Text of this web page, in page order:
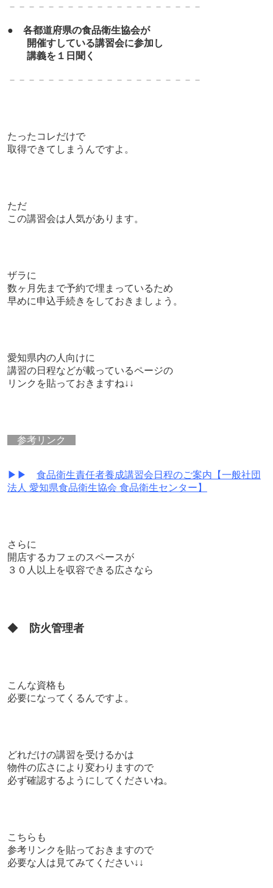
－－－－－－－－－－－－－－－－－－－－
● 各都道府県の食品衛生協会が
開催すしている講習会に参加し
講義を１日聞く
－－－－－－－－－－－－－－－－－－－－
たったコレだけで
取得できてしまうんですよ。
ただ
この講習会は人気があります。
ザラに
数ヶ月先まで予約で埋まっているため
早めに申込手続きをしておきましょう。
愛知県内の人向けに
講習の日程などが載っているページの
リンクを貼っておきますね↓↓
参考リンク
▶▶ 食品衛生責任者養成講習会日程のご案内【一般社団
法人 愛知県食品衛生協会 食品衛生センター】
さらに
開店するカフェのスペースが
３０人以上を収容できる広さなら
◆ 防火管理者
こんな資格も
必要になってくるんですよ。
どれだけの講習を受けるかは
物件の広さにより変わりますので
必ず確認するようにしてくださいね。
こちらも
参考リンクを貼っておきますので
必要な人は見てみてください↓↓